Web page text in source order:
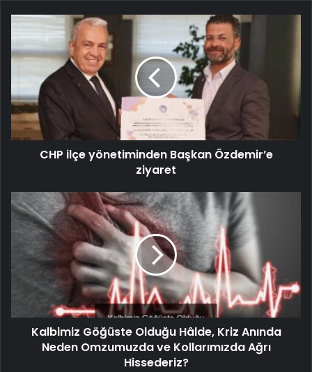
CHP ilçe yönetiminden Başkan Özdemir’e
ziyaret
Kalbimiz Göğüste Olduğu Hâlde, Kriz Anında
Neden Omzumuzda ve Kollarımızda Ağrı
Hissederiz?